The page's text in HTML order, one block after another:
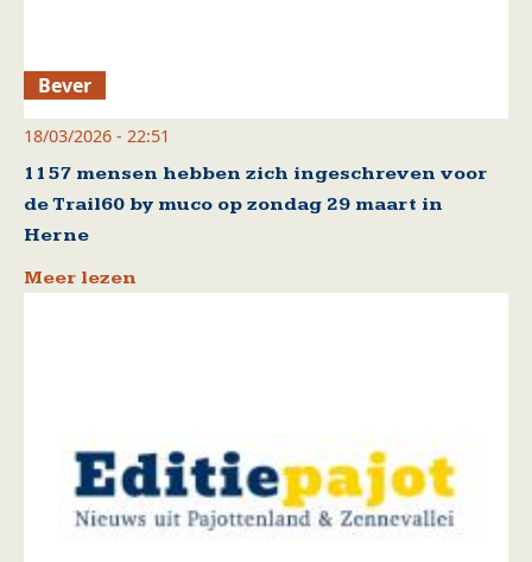
Bever
18/03/2026 - 22:51
1157 mensen hebben zich ingeschreven voor
de Trail60 by muco op zondag 29 maart in
Herne
Meer lezen